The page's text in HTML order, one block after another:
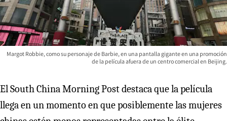
Margot Robbie, como su personaje de Barbie, en una pantalla gigante en una promoción
de la película afuera de un centro comercial en Beijing.
El South China Morning Post destaca que la película
llega en un momento en que posiblemente las mujeres